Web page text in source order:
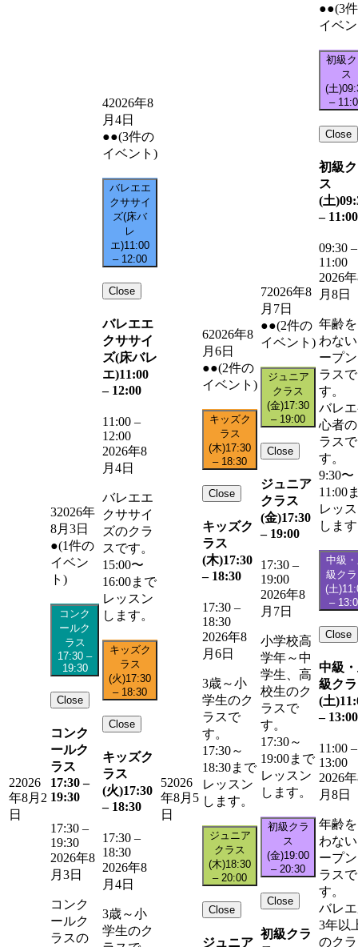
22026
年8月2
日
32026年
8月3日
●(1件の
イベン
ト)
コンク
ールク
ラス
17:30 –
19:30
Close
コンク
ールク
ラス
17:30 –
19:30
17:30 –
19:30
2026年8
月3日
コンク
ールク
ラスの
42026年8
月4日
●●(3件の
イベント)
バレエエ
クササイ
ズ(床バ
レ
エ)11:00
– 12:00
Close
バレエエ
クササイ
ズ(床バレ
エ)11:00
– 12:00
11:00 –
12:00
2026年8
月4日
バレエエ
クササイ
ズのクラ
スです。
15:00〜
16:00まで
レッスン
します。
キッズク
ラス
(火)17:30
– 18:30
Close
キッズク
ラス
(火)17:30
– 18:30
17:30 –
18:30
2026年8
月4日
3歳～小
学生のク
52026
年8月5
日
62026年8
月6日
●●(2件の
イベント)
キッズク
ラス
(木)17:30
– 18:30
Close
キッズク
ラス
(木)17:30
– 18:30
17:30 –
18:30
2026年8
月6日
3歳～小
学生のク
ラスで
す。
17:30～
18:30まで
レッスン
します。
ジュニア
クラス
(木)18:30
– 20:00
Close
ジュニア
72026年8
月7日
●●(2件の
イベント)
ジュニア
クラス
(金)17:30
– 19:00
Close
ジュニア
クラス
(金)17:30
– 19:00
17:30 –
19:00
2026年8
月7日
小学校高
学年～中
学生、高
校生のク
ラスで
す。
17:30～
19:00まで
レッスン
します。
初級クラ
ス
(金)19:00
– 20:30
Close
初級クラ
●●(3
イベ
初級
ス
(土)
–
Close
初級
ス
(土)
– 11:00
09:30 –
11:00
2026
月8日
年齢
わな
ープ
ラスで
す。
バレ
心者
ラスで
す。
9:30〜
11:00
レッ
しま
中級
級ク
(土)
–
Close
中級
級ク
(土)
– 13:00
11:00 –
13:00
2026
月8日
年齢
わな
ープ
ラスで
す。
バレ
3年以
のク